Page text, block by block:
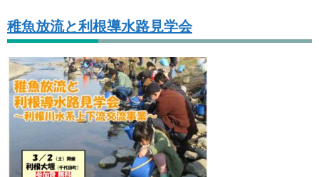
稚魚放流と利根導水路見学会